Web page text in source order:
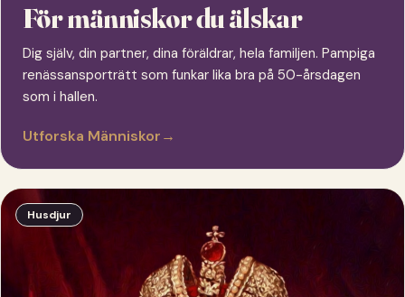
För människor du älskar
Dig själv, din partner, dina föräldrar, hela familjen. Pampiga
renässansporträtt som funkar lika bra på 50-årsdagen
som i hallen.
Utforska Människor→
Husdjur